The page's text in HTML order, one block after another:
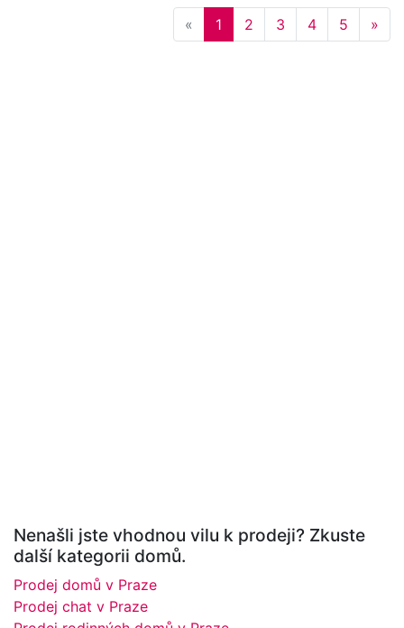
« Previous
1 2 3 4 5 »
Nenašli jste vhodnou vilu k prodeji? Zkuste
další kategorii domů.
Prodej domů v Praze
Prodej chat v Praze